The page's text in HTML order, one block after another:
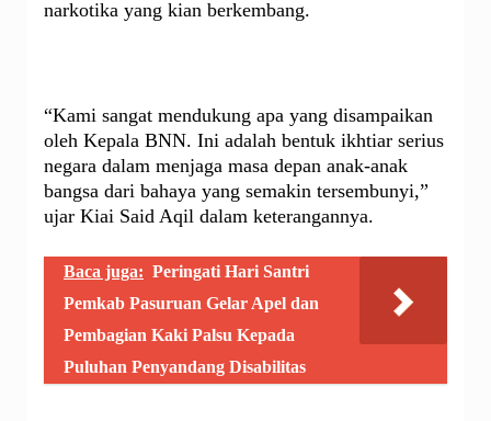
narkotika yang kian berkembang.
“Kami sangat mendukung apa yang disampaikan
oleh Kepala BNN. Ini adalah bentuk ikhtiar serius
negara dalam menjaga masa depan anak-anak
bangsa dari bahaya yang semakin tersembunyi,”
ujar Kiai Said Aqil dalam keterangannya.
Baca juga: Peringati Hari Santri
Pemkab Pasuruan Gelar Apel dan
Pembagian Kaki Palsu Kepada
Puluhan Penyandang Disabilitas